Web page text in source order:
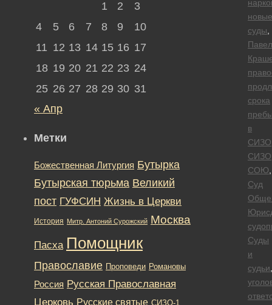
новые
суды
Павел
срока
в
СИЗО
СИЗО
СОЮ
Суд
Суды
и
судьи
1
2
3
4
5 6 7 8 9
10
11 12 13 14 15 16 17
18 19 20 21 22 23 24
25 26 27 28 29 30 31
« Апр
Метки
Божественная Литургия Бутырка
Бутырская тюрьма Великий
пост ГУФСИН Жизнь в Церкви
История Митр. Антоний Сурожский Москва
Пасха Помощник
Православие Проповеди Романовы
Россия Русская Православная
Церковь Русские святые СИЗО-1